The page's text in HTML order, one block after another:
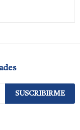
SUSCRIBIRME